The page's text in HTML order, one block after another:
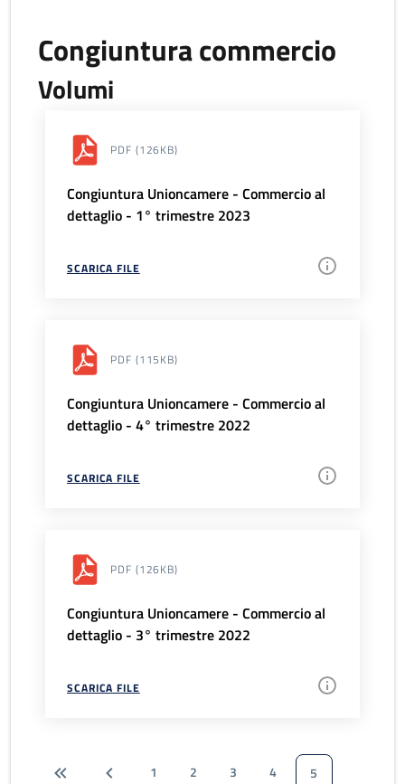
Congiuntura commercio
Volumi
PDF (126KB)
Congiuntura Unioncamere - Commercio al
dettaglio - 1° trimestre 2023
SCARICA FILE
PDF (115KB)
Congiuntura Unioncamere - Commercio al
dettaglio - 4° trimestre 2022
SCARICA FILE
PDF (126KB)
Congiuntura Unioncamere - Commercio al
dettaglio - 3° trimestre 2022
SCARICA FILE
1 2 3 4
5